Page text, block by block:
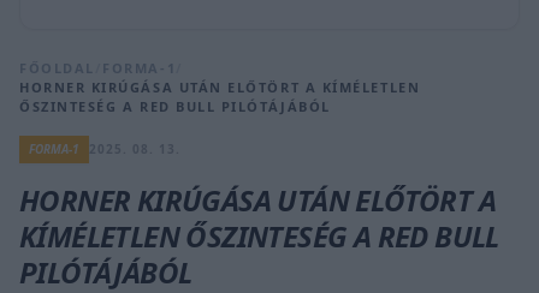
FŐOLDAL FORMA-1
HORNER KIRÚGÁSA UTÁN ELŐTÖRT A KÍMÉLETLEN
ŐSZINTESÉG A RED BULL PILÓTÁJÁBÓL
FORMA-1
HORNER KIRÚGÁSA UTÁN ELŐTÖRT A
KÍMÉLETLEN ŐSZINTESÉG A RED BULL
PILÓTÁJÁBÓL